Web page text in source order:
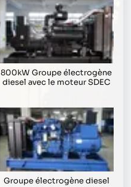
800kW Groupe électrogène
diesel avec le moteur SDEC
Groupe électrogène diesel